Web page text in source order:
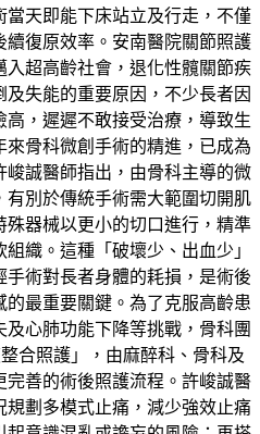
天即能下床站立及行走，不僅
復原效率。安南醫院關節照護
超高齡社會，退化性髖關節疾
失能的重要原因，不少長者因
，遲遲不敢接受治療，導致生
骨科微創手術的精進，已成為
誠醫師指出，由骨科主導的微
別於傳統手術需大範圍切開肌
器械以更小的切口進行，精準
織。這種「破壞少、出血少」
術對長者身體的耗損，是術後
最重要關鍵。為了克服高齡患
心肺功能下降等挑戰，骨科團
合照護」，由麻醉科、骨科及
善的術後照護流程。許峻誠醫
劃多模式止痛，減少強效止痛